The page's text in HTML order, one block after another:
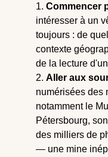
Commencer
intéresser à un
toujours : de
contexte
de la lecture
Aller aux
numérisées des
notamment le
Pétersbourg,
des milliers de
— une mine